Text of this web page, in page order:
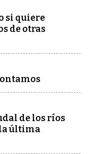
si quiere
de otras
de los ríos
la última